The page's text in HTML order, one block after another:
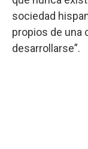
sociedad
propios de una
desarrollarse”.